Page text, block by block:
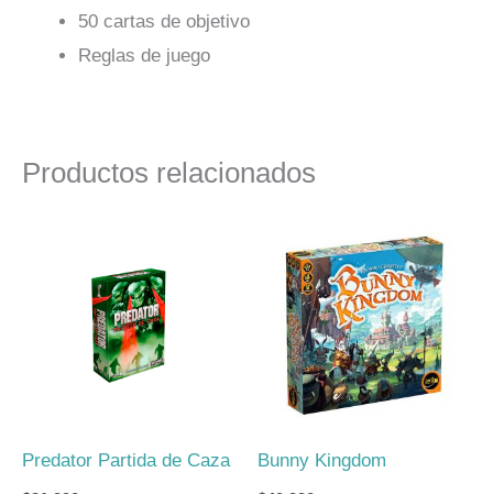
50 cartas de objetivo
Reglas de juego
Productos relacionados
Predator Partida de Caza Bunny Kingdom